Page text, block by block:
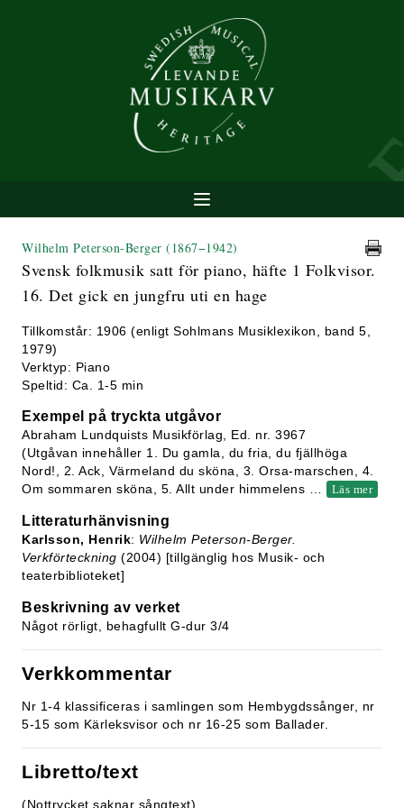
Wilhelm Peterson-Berger (1867−1942)
Svensk folkmusik satt för piano, häfte 1 Folkvisor.
16. Det gick en jungfru uti en hage
Tillkomstår: 1906 (enligt Sohlmans Musiklexikon, band 5,
1979)
Verktyp: Piano
Speltid: Ca. 1-5 min
Exempel på tryckta utgåvor
Abraham Lundquists Musikförlag, Ed. nr. 3967
(Utgåvan innehåller 1. Du gamla, du fria, du fjällhöga
Nord!, 2. Ack, Värmeland du sköna, 3. Orsa-marschen, 4.
Om sommaren sköna, 5. Allt under himmelens
Läs mer
Litteraturhänvisning
Karlsson, Henrik: Wilhelm Peterson-Berger.
Verkförteckning (2004) [tillgänglig hos Musik- och
teaterbiblioteket]
Beskrivning av verket
Något rörligt, behagfullt G-dur 3/4
Verkkommentar
Nr 1-4 klassificeras i samlingen som Hembygdssånger, nr
5-15 som Kärleksvisor och nr 16-25 som Ballader.
Libretto/text
(Nottrycket saknar sångtext)